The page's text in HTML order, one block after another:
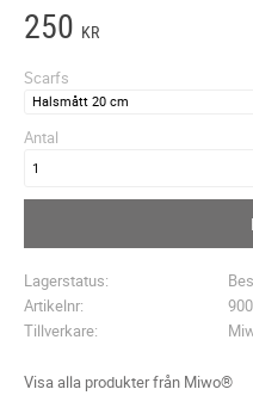
250 KR
Scarfs
Antal
Lagerstatus
Artikelnr
Tillverkare
Visa alla produkter från Miwo®